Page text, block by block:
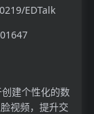
EDTalk
建个性化的数
视频，提升交